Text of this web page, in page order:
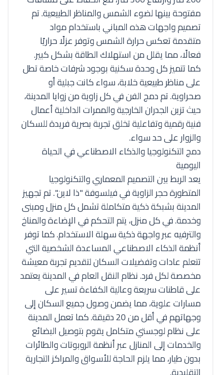
مفتوحة بينها لضوء الشمس والمناظر الطبيعية. تم
تصميم واجهات هذه المباني باستخدام مواد
متقدمة تعكس حرارة الشمس وتوفر عزلًا حراريًا
فعالًا، مما يقلل من استهلاك الطاقة بشكل كبير.
كما تتميز كل وحدة سكنية بوجود شرفات خاصة تطل
على مناظر طبيعية خلابة، سواء كانت جبلية أو
صحراوية. تم دمج الفن في كل زاوية من زوايا المدينة،
حيث تزين الجدران الخارجية والممرات الداخلية أعمال
فنية رقمية وتفاعلية تخلق تجربة بصرية فريدة للسكان
والزوار على حد سواء.
دمج التكنولوجيا والذكاء الاصطناعي في الحياة
اليومية
يعد الربط بين التصميم المعماري والتكنولوجيا
المتطورة حجر الزاوية في فيلسوفة "ذا لاين". تم تجهيز
المدينة بشبكة ذكية متكاملة تشمل كل منزل ومبنى
وخدمة. في كل منزل، يتم التحكم في الإضاءة والمناخ
والترفيه عبر واجهة ذكية سهلة الاستخدام. كما توفر
أنظمة الذكاء الاصطناعي المساعدة الشخصية التي
تتعلم عادات وتفضيلات السكان لتقديم تجربة معيشة
مخصصة لكل فرد. نظام النقل العام في المدينة يعتمد
على قاطنات سريعة وعالية الكفاءة تسير على
مسارات علوية، مما يضمن وصول جميع السكان إلى
وجهاتهم في أقل من 20 دقيقة. كما تعمل المدينة
على نظام لوجستي متكامل يقوم بتوصيل البضائع
والخدمات إلى المنازل عبر أنظمة الروبوتات والطائرات
بدون طيار، مما يلزم الحاجة للأسواق والمراكز التجارية